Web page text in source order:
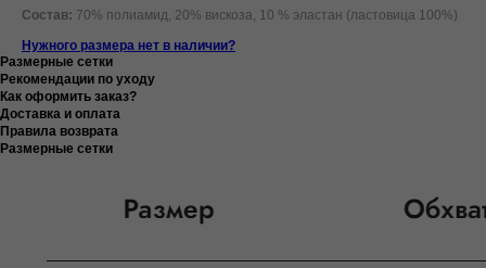
Состав: 70% полиамид, 20% вискоза, 10 % эластан (ластовица 100%)
Нужного размера нет в наличии?
Размерные сетки
Рекомендации по уходу
Как оформить заказ?
Доставка и оплата
Правила возврата
Размерные сетки